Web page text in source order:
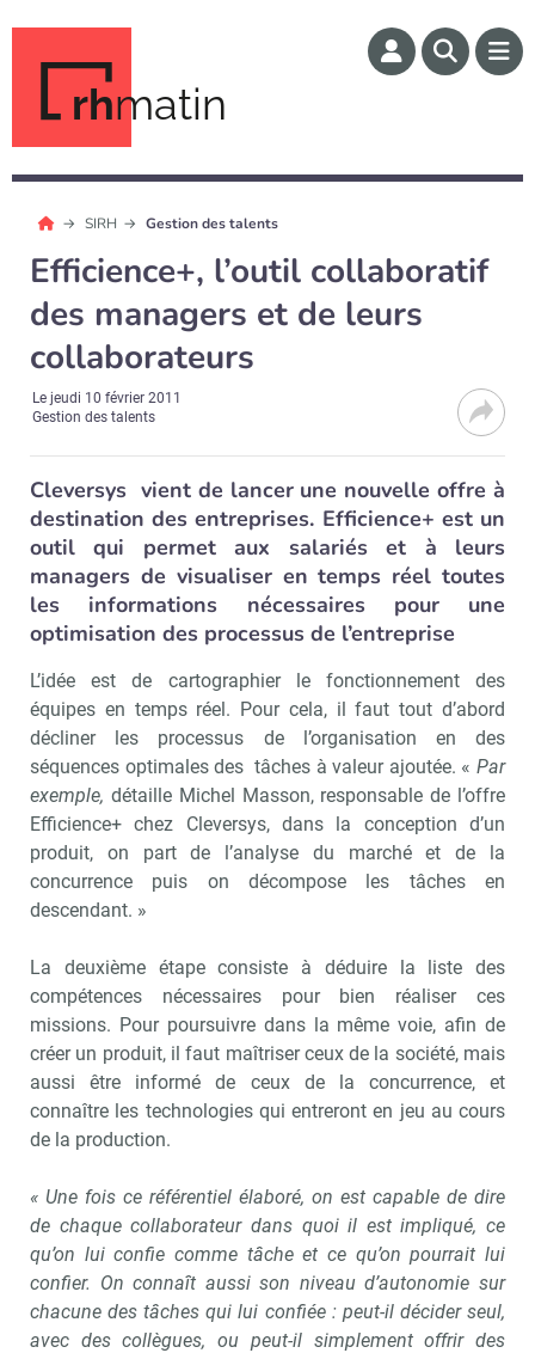
rhmatin
SIRH Gestion des talents
Efficience+, l’outil collaboratif
des managers et de leurs
collaborateurs
Lejeudi 10 février 2011
Gestion des talents
Cleversys vient de lancer une nouvelle offre à
destination des entreprises. Efficience+ est un
outil qui permet aux salariés et à leurs
managers de visualiser en temps réel toutes
les informations nécessaires pour une
optimisation des processus de l’entreprise
L’idée est de cartographier le fonctionnement des
équipes en temps réel. Pour cela, il faut tout d’abord
décliner les processus de l’organisation en des
séquences optimales des tâches à valeur ajoutée. « Par
exemple, détaille Michel Masson, responsable de l’offre
Efficience+ chez Cleversys, dans la conception d’un
produit, on part de l’analyse du marché et de la
concurrence puis on décompose les tâches en
descendant. »
La deuxième étape consiste à déduire la liste des
compétences nécessaires pour bien réaliser ces
missions. Pour poursuivre dans la même voie, afin de
créer un produit, il faut maîtriser ceux de la société, mais
aussi être informé de ceux de la concurrence, et
connaître les technologies qui entreront en jeu au cours
de la production.
« Une fois ce référentiel élaboré, on est capable de dire
de chaque collaborateur dans quoi il est impliqué, ce
qu’on lui confie comme tâche et ce qu’on pourrait lui
confier. On connaît aussi son niveau d’autonomie sur
chacune des tâches qui lui confiée : peut-il décider seul,
avec des collègues, ou peut-il simplement offrir des